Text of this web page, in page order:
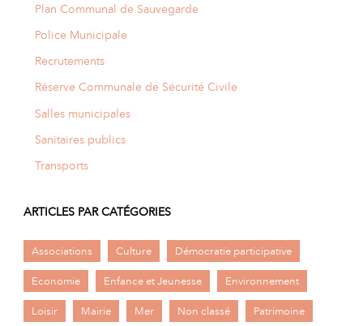
Plan Communal de Sauvegarde
Police Municipale
Recrutements
Réserve Communale de Sécurité Civile
Salles municipales
Sanitaires publics
Transports
ARTICLES PAR CATÉGORIES
Associations Culture Démocratie participative
Economie Enfance et Jeunesse Environnement
Loisir Mairie Mer Non classé Patrimoine